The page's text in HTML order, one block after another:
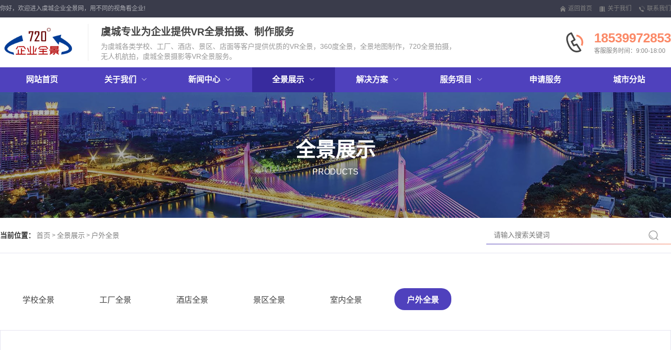
你好，欢迎进入虞城企业全景网，用不同的视角看企业! 返回首页 关于我们 联系我们
虞城专业为企业提供VR全景拍摄、制作服务
为虞城各类学校、工厂、酒店、景区、店面等客户提供优质的VR全景，360度全景，全景地图制作，720全景拍摄，
无人机航拍，虞城全景摄影等VR全景服务。
18539972853
客服服务时间：9:00-18:00
网站首页 关于我们 新闻中心 全景展示 解决方案 服务项目 申请服务 城市分站
全景展示
PRODUCTS
当前位置： 首页 > 全景展示 > 户外全景
学校全景 工厂全景 酒店全景 景区全景 室内全景 户外全景